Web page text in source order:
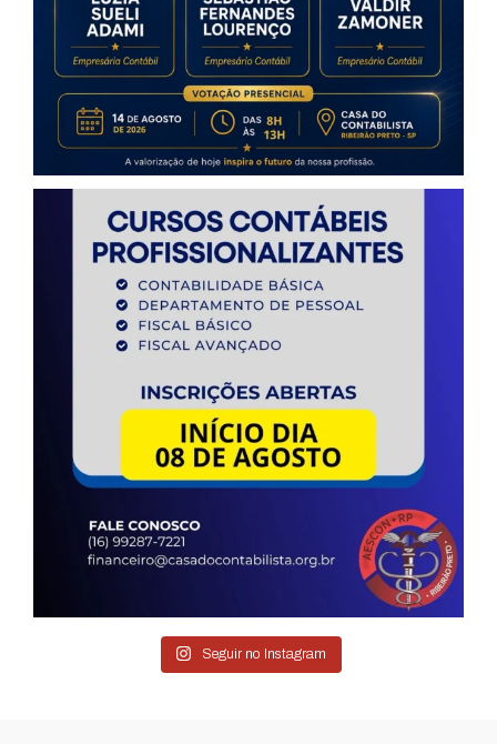
Seguir no Instagram